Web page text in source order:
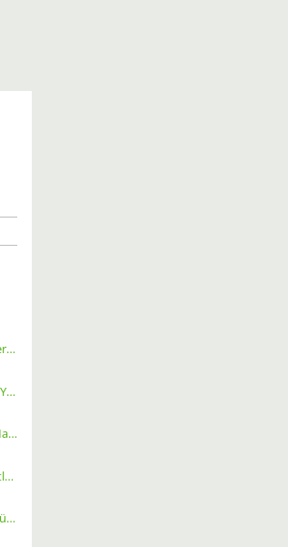
Flexible Backoffice-Unterstützung im Homeoffice (m/w/d)
Beide Sitzstreben eines YT Capra cf pro race ersetzen, Größe S, Carbon, Schwarz
Freelancer im Bereich Marketing
Testleserinnen und Testleser für neues Buch gesucht
Homeoffice Nebenjob für Datenerfassung & Terminmanagement – 100 % Remote als Freelancer m/w/d